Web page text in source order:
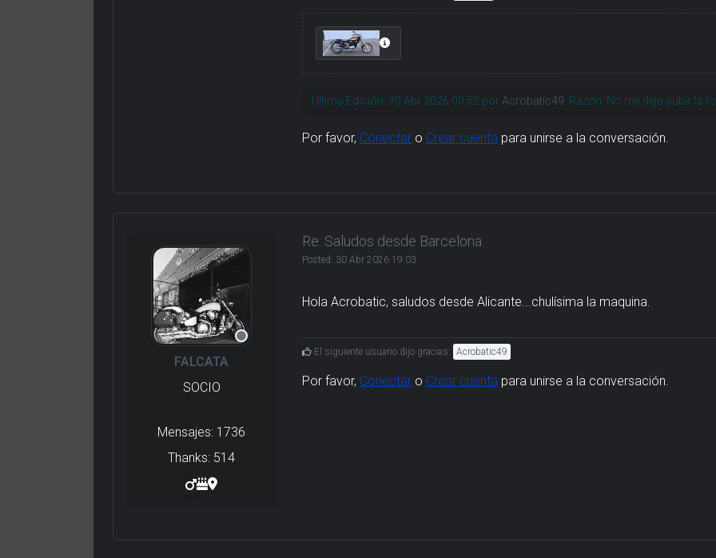
Última Edición: 30 Abr 2026 00:52 porAcrobatic49. Razón: No me deja subir la
Por favor, Conectar o Crear cuenta para unirse a la conversación.
FALCATA
SOCIO
Mensajes: 1736
Thanks: 514
Re: Saludos desde Barcelona
Posted: 30 Abr 2026 19:03
Hola Acrobatic, saludos desde Alicante...chulísima la maquina.
El siguiente usuario dijo gracias: Acrobatic49
Por favor, Conectar o Crear cuenta para unirse a la conversación.